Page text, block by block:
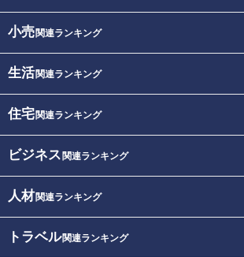
小売関連ランキング
生活関連ランキング
住宅関連ランキング
ビジネス 関連ランキング
人材関連ランキング
トラベル関連ランキング